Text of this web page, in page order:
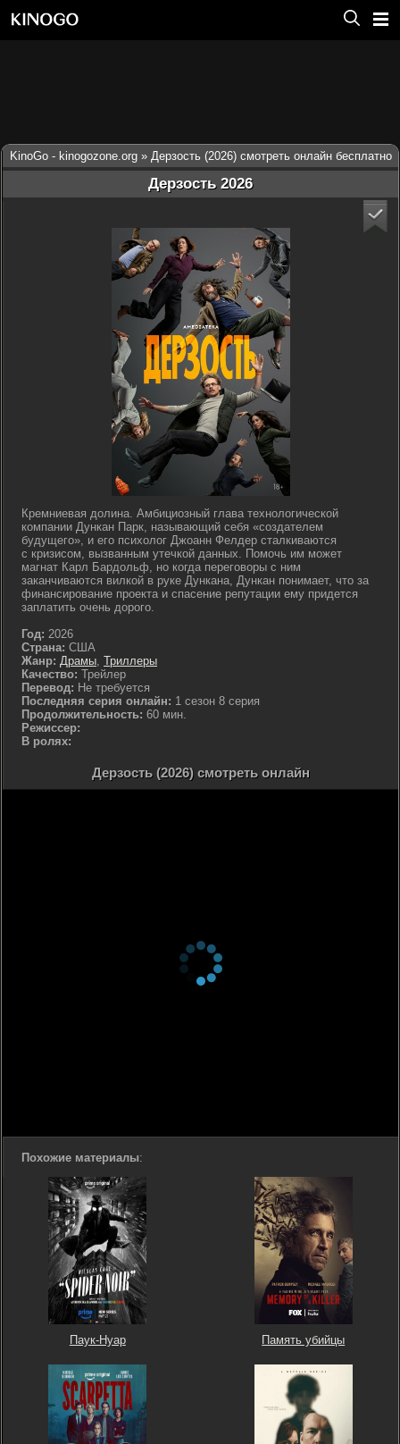
KinoGo - kinogozone.org » Дерзость (2026) смотреть онлайн бесплатно
Дерзость 2026
Кремниевая долина. Амбициозный глава технологической
компании Дункан Парк, называющий себя «создателем
будущего», и его психолог Джоанн Фелдер сталкиваются
с кризисом, вызванным утечкой данных. Помочь им может
магнат Карл Бардольф, но когда переговоры с ним
заканчиваются вилкой в руке Дункана, Дункан понимает, что за
финансирование проекта и спасение репутации ему придется
заплатить очень дорого.
Год: 2026
Страна: США
Жанр: Драмы, Триллеры
Качество: Трейлер
Перевод: Не требуется
Последняя серия онлайн: 1 сезон 8 серия
Продолжительность: 60 мин.
Режиссер:
В ролях:
Дерзость (2026) смотреть онлайн
Похожие материалы:
Паук-Нуар Память убийцы